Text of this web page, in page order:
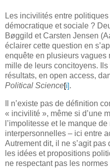
Les incivilités entre
démocratique et sociale ?
Bøggild etCarsten Jensen
éclairer cette question en
enquête en plusieurs
mille de leurs concitoyens.
résultats, en open access,
Political Science[i].
Il n’existe pas de définition
« incivilité », même si d’une
l’impolitesse et le manque
interpersonnelles – ici entre
Autrement dit, il ne s’agit pas
les idées et propositions
ne respectant pas les